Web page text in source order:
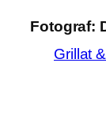
Fotograf:
Grillat